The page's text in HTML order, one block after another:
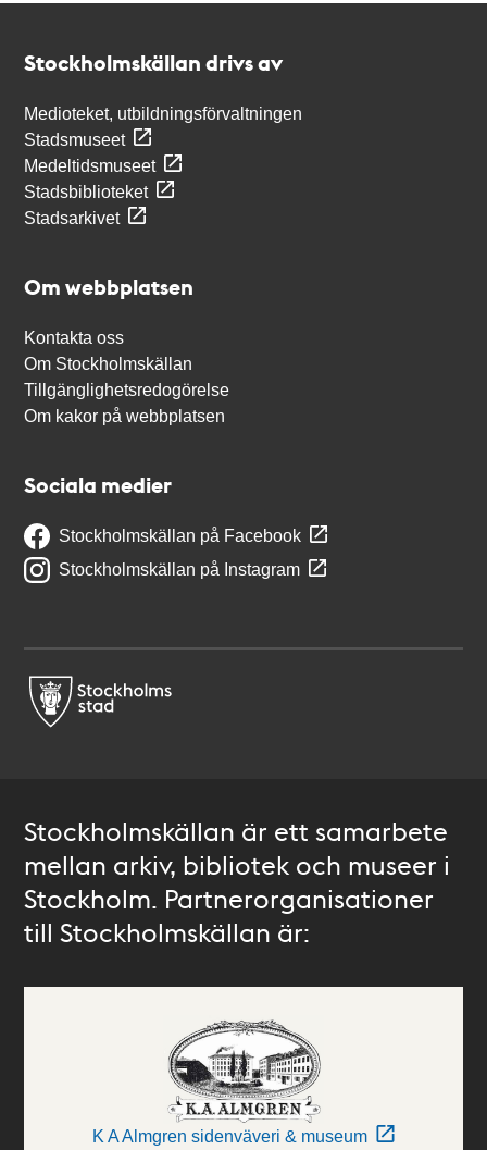
Stockholmskällan drivs av
Medioteket, utbildningsförvaltningen
Stadsmuseet
Medeltidsmuseet
Stadsbiblioteket
Stadsarkivet
Om webbplatsen
Kontakta oss
Om Stockholmskällan
Tillgänglighetsredogörelse
Om kakor på webbplatsen
Sociala medier
Stockholmskällan på Facebook
Stockholmskällan på Instagram
Stockholmskällan är ett samarbete
mellan arkiv, bibliotek och museer i
Stockholm. Partnerorganisationer
till Stockholmskällan är:
K A Almgren sidenväveri & museum